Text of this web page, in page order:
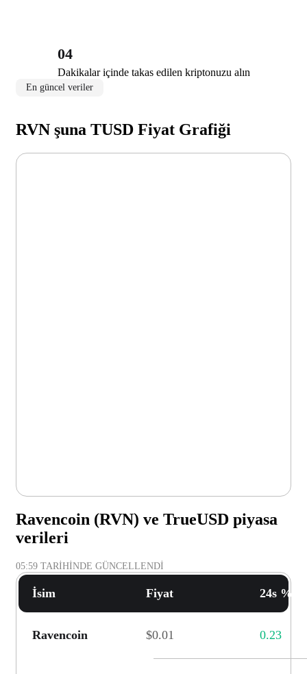
04
Dakikalar içinde takas edilen kriptonuzu alın
En güncel veriler
RVN şuna TUSD Fiyat Grafiği
Ravencoin (RVN) ve TrueUSD piyasa
verileri
05:59 TARIHINDE GÜNCELLENDI
İsim Fiyat 24s %
Ravencoin $0.01 0.23